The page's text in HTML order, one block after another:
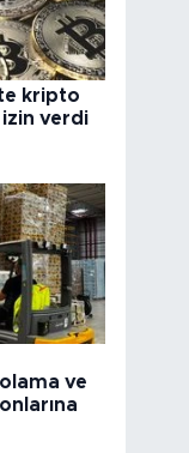
kripto
izin verdi
ve